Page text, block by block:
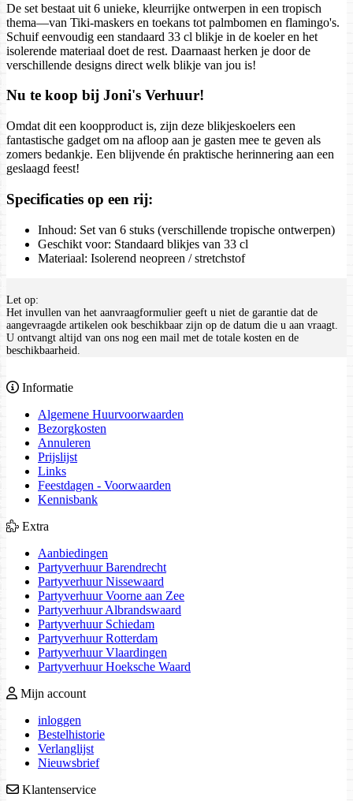
De set bestaat uit 6 unieke, kleurrijke ontwerpen in een tropisch
thema—van Tiki-maskers en toekans tot palmbomen en flamingo's.
Schuif eenvoudig een standaard 33 cl blikje in de koeler en het
isolerende materiaal doet de rest. Daarnaast herken je door de
verschillende designs direct welk blikje van jou is!
Nu te koop bij Joni's Verhuur!
Omdat dit een koopproduct is, zijn deze blikjeskoelers een
fantastische gadget om na afloop aan je gasten mee te geven als
zomers bedankje. Een blijvende én praktische herinnering aan een
geslaagd feest!
Specificaties op een rij:
Inhoud: Set van 6 stuks (verschillende tropische ontwerpen)
Geschikt voor: Standaard blikjes van 33 cl
Materiaal: Isolerend neopreen / stretchstof
Let op:
Het invullen van het aanvraagformulier geeft u niet de garantie dat de
aangevraagde artikelen ook beschikbaar zijn op de datum die u aan vraagt.
U ontvangt altijd van ons nog een mail met de totale kosten en de
beschikbaarheid.
Informatie
Algemene Huurvoorwaarden
Bezorgkosten
Annuleren
Prijslijst
Links
Feestdagen - Voorwaarden
Kennisbank
Extra
Aanbiedingen
Partyverhuur Barendrecht
Partyverhuur Nissewaard
Partyverhuur Voorne aan Zee
Partyverhuur Albrandswaard
Partyverhuur Schiedam
Partyverhuur Rotterdam
Partyverhuur Vlaardingen
Partyverhuur Hoeksche Waard
Mijn account
inloggen
Bestelhistorie
Verlanglijst
Nieuwsbrief
Klantenservice